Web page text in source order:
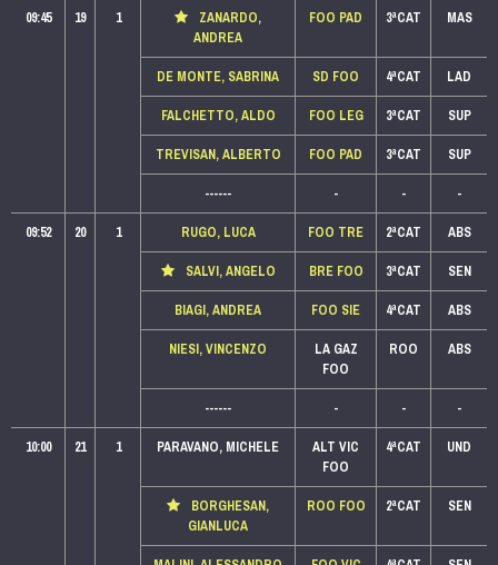
09:45
19 1
ZANARDO,
ANDREA
FOO PAD 3ªCAT MAS
DE MONTE, SABRINA SD FOO 4ªCAT
LAD
FALCHETTO, ALDO
FOO LEG 3ªCAT
SUP
TREVISAN, ALBERTO
FOO PAD 3ªCAT
SUP
------
- -
-
09:52
20 1 RUGO, LUCA FOO TRE 2ªCAT
ABS
SALVI, ANGELO
BRE FOO 3ªCAT
SEN
BIAGI, ANDREA
FOO SIE 4ªCAT
ABS
NIESI, VINCENZO
LA GAZ
FOO
ROO ABS
------ - -
-
10:00
21 1 PARAVANO, MICHELE
ALT VIC
FOO
4ªCAT UND
BORGHESAN,
GIANLUCA
ROO FOO 2ªCAT SEN